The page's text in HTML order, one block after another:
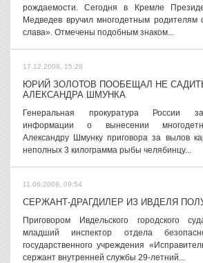
рождаемости. Сегодня в Кремле
Медведев вручил многодетным родителям
слава». Отмечены подобным знаком...
17.12.2008, 15:28
ЮРИЙ ЗОЛОТОВ ПООБЕЩАЛ НЕ
АЛЕКСАНДРА ШМУНКА
Генеральная прокуратура России
информации о вынесении
Александру Шмунку приговора за вылов
неполных 3 килограмма рыбы челябинцу...
11.06.2008, 09:54
СЕРЖАНТ-ДРАГДИЛЕР ИЗ ИВДЕЛЯ
Приговором Ивдельского городского
младший инспектор отдела
государственного учреждения
сержант внутренней службы 29-летний...